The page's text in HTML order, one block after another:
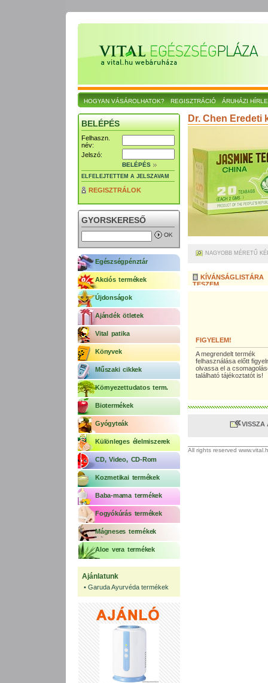
HOGYAN VÁSÁROLHATOK? REGISZTRÁCIÓ ÁRUHÁZI
BELÉPÉS
Felhaszn.
név:
Jelszó:
BELÉPÉS
ELFELEJTETTEM A JELSZAVAM
REGISZTRÁLOK
GYORSKERESŐ
Egészségpénztár
Akciós termékek
Újdonságok
Ajándék ötletek
Vital patika
Könyvek
Műszaki cikkek
Környezettudatos term.
Biotermékek
Gyógyteák
Különleges élelmiszerek
CD, Video, CD-Rom
Kozmetikai termékek
Baba-mama termékek
Fogyókúrás termékek
Mágneses termékek
Aloe vera termékek
Ajánlatunk
• Garuda Ayurvéda termékek
Dr. Chen Eredeti
NAGYOBB MÉRETŰ
KÍVÁNSÁGLISTÁRA
TESZEM
FIGYELEM!
A megrendelt termék
felhasználása előtt
olvassa el a
található tájékoztatót is!
VISSZA
All rights reserved